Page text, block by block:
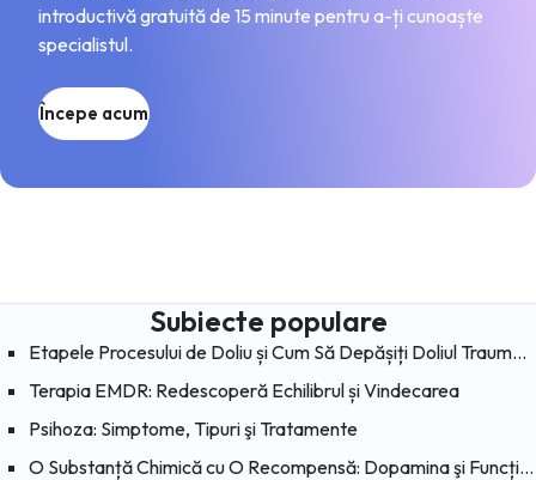
introductivă gratuită de 15 minute pentru a-ți cunoaște
specialistul.
Începe acum
Subiecte populare
Etapele Procesului de Doliu și Cum Să Depășiți Doliul Traumatic
Terapia EMDR: Redescoperă Echilibrul și Vindecarea
Psihoza: Simptome, Tipuri şi Tratamente
O Substanță Chimică cu O Recompensă: Dopamina şi Funcțiile Sale